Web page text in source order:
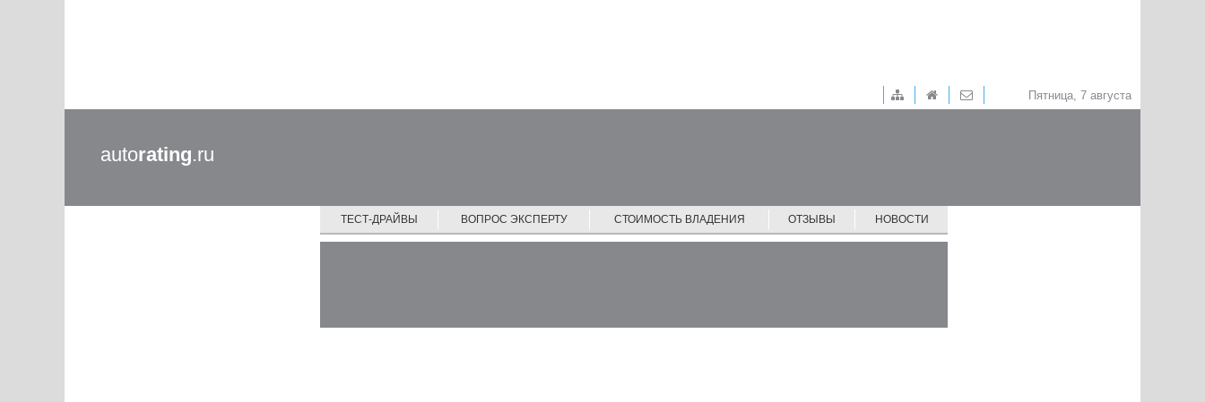
Пятница, 7 августа
autorating.ru
ТЕСТ-ДРАЙВЫ ВОПРОС ЭКСПЕРТУ СТОИМОСТЬ ВЛАДЕНИЯ ОТЗЫВЫ НОВОСТИ